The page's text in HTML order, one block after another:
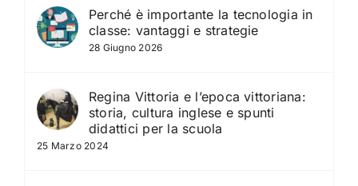
Perché è importante la tecnologia in
classe: vantaggi e strategie
28 Giugno 2026
Regina Vittoria e l’epoca vittoriana:
storia, cultura inglese e spunti
didattici per la scuola
25 Marzo 2024